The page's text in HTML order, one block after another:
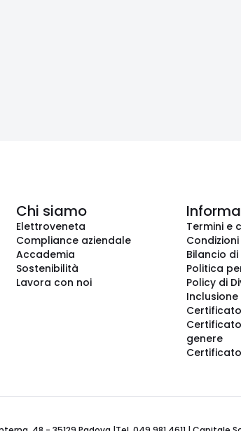
Chi siamo
Elettroveneta
Compliance aziendale
Accademia
Sostenibilità
Lavora con noi
Termini e
Bilancio
Politica
Policy di
Inclusione
genere
Certificato